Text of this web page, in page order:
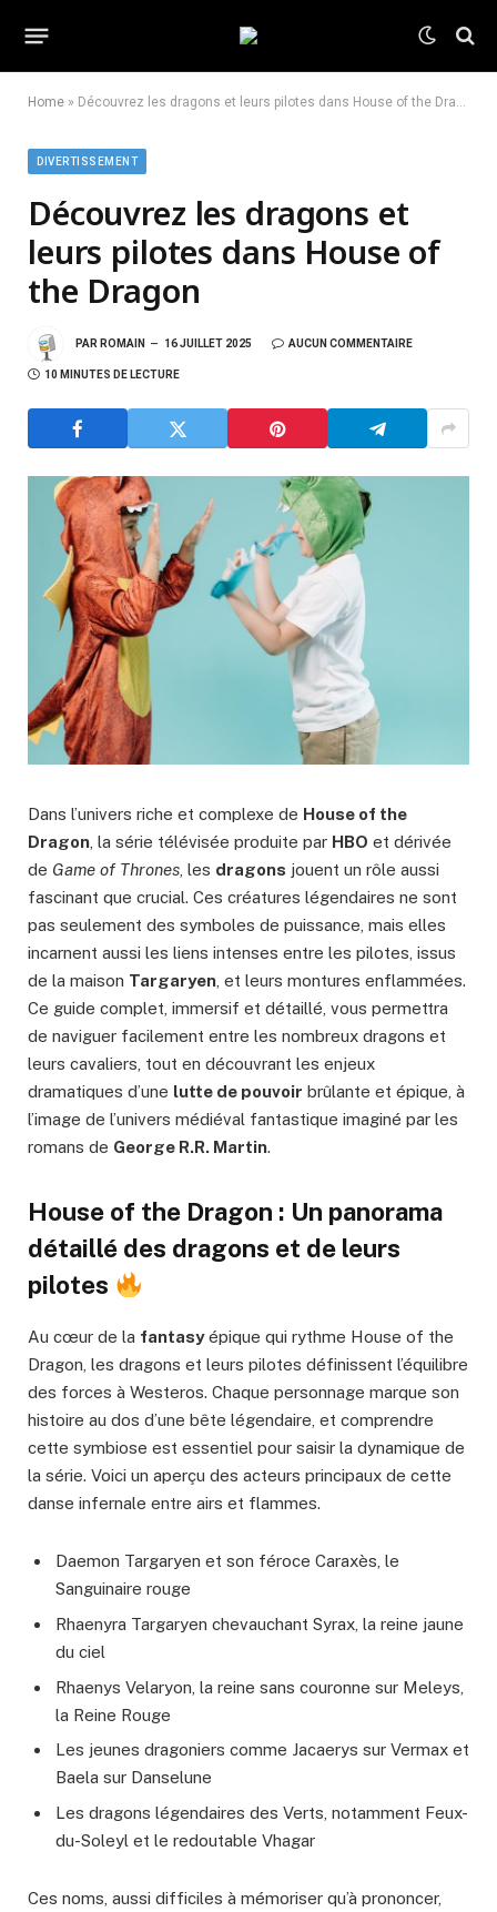
Home » Découvrez les dragons et leurs pilotes dans House of the Dragon
DIVERTISSEMENT
Découvrez les dragons et
leurs pilotes dans House of
the Dragon
PAR ROMAIN 16 JUILLET 2025 AUCUN COMMENTAIRE
10 MINUTES DE LECTURE
Dans l’univers riche et complexe de House of the
Dragon , la série télévisée produite par HBO et dérivée
de Game of Thrones , les dragons jouent un rôle aussi
fascinant que crucial. Ces créatures légendaires ne sont
pas seulement des symboles de puissance, mais elles
incarnent aussi les liens intenses entre les pilotes, issus
de la maison Targaryen , et leurs montures enflammées.
Ce guide complet, immersif et détaillé, vous permettra
de naviguer facilement entre les nombreux dragons et
leurs cavaliers, tout en découvrant les enjeux
dramatiques d’une lutte de pouvoir brûlante et épique, à
l’image de l’univers médiéval fantastique imaginé par les
romans de George R.R. Martin.
House of the Dragon : Un panorama
détaillé des dragons et de leurs
pilotes
Au cœur de la fantasyépique qui rythme House of the
Dragon, les dragons et leurs pilotes définissent l’équilibre
des forces à Westeros. Chaque personnage marque son
histoire au dos d’une bête légendaire, et comprendre
cette symbiose est essentiel pour saisir la dynamique de
la série. Voici un aperçu des acteurs principaux de cette
danse infernale entre airs et flammes.
Daemon Targaryen et son féroce Caraxès, le
Sanguinaire rouge
Rhaenyra Targaryen chevauchant Syrax, la reine jaune
du ciel
Rhaenys Velaryon, la reine sans couronne sur Meleys,
la Reine Rouge
Les jeunes dragoniers comme Jacaerys sur Vermax et
Baela sur Danselune
Les dragons légendaires des Verts, notamment Feux-
du-Soleyl et le redoutable Vhagar
Ces noms, aussi difficiles à mémoriser qu’à prononcer,